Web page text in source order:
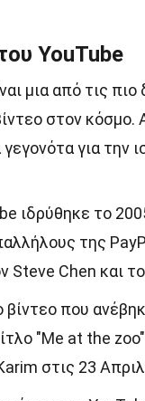
YouTube
μια από τις πιο
στον κόσμο.
για την
ιδρύθηκε το
της
Steve Chen και
που
"Me at the
στις 23